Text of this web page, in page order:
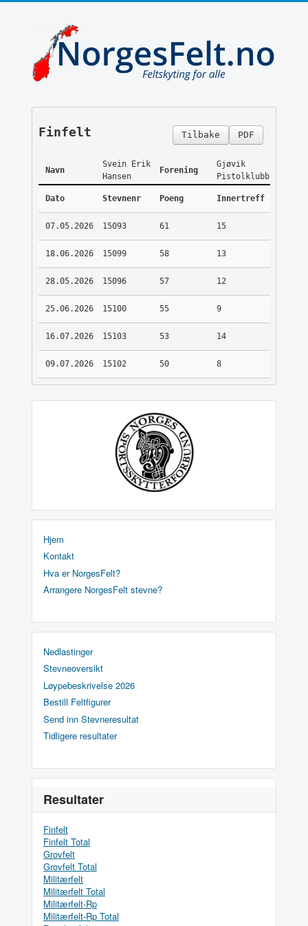
PDF
Tilbake
Finfelt
Navn
Svein Erik
Hansen
Forening
Gjøvik
Pistolklubb
Dato Stevnenr Poeng Innertreff
07.05.2026 15093 61 15
18.06.2026 15099 58 13
28.05.2026 15096 57 12
25.06.2026 15100 55 9
16.07.2026 15103 53 14
09.07.2026 15102 50 8
Hjem
Kontakt
Hva er NorgesFelt?
Arrangere NorgesFelt stevne?
Nedlastinger
Stevneoversikt
Løypebeskrivelse 2026
Bestill Feltfigurer
Send inn Stevneresultat
Tidligere resultater
Resultater
Finfelt
Finfelt Total
Grovfelt
Grovfelt Total
Militærfelt
Militærfelt Total
Militærfelt-Rp
Militærfelt-Rp Total